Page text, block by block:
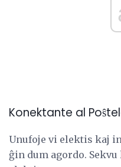
Konektante al
Unufoje vi elektis kaj
ĝin dum agordo.